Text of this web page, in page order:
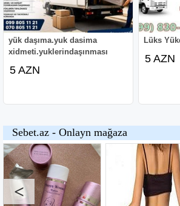
yük daşıma.yuk dasima
xidmeti.yuklerindaşınması
5 AZN
Lüks
5 AZN